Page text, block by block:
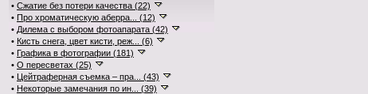
• Сжатие без потери качества (22)
• Про хроматическую аберра... (12)
• Дилема с выбором фотоапарата (42)
• Кисть снега, цвет кисти, реж... (6)
• Графика в фотографии (181)
• О пересветах (25)
• Цейтраферная съемка – пра... (43)
• Некоторые замечания по ин... (39)